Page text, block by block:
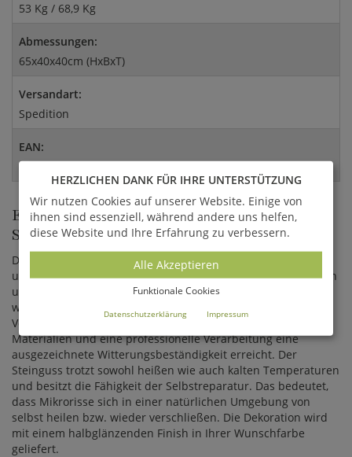
53 Kg / 68,9 Kg
Abmessungen:
65x40x40cm (HxBxT)
Versandart:
Spedition
EAN:
4056026405950
EINDRUCKSVOLLE VOGELBÄDER AUS
STEINGUSS
Das Vogelbad wird aus hochwertigem Kunststein angefertigt
und enthält unter anderem Bestandteile von Quarz, Kalkstein
und Feldspäten. Die Wasserschale wird von Hand bemalt,
wodurch einzigartige Farbverläufe entstehen. Jede
Vogeltränke ist ein Unikat, welche durch hochqualitative
Materialien und eine professionelle Verarbeitung eine
ausgezeichnete Witterungsbeständigkeit erreicht. Der
Steinguss trotzt sowohl heißen wie auch kalten Temperaturen
und besitzt die Fähigkeit der Selbstreparatur. Das bedeutet,
dass Mikrorisse sich in einer natürlichen Umgebung von
selbst heilen bzw. wieder verschließen. Die Dekoration wird
mit einem halbglänzenden Finish in Ihrer Wunschfarbe
geliefert.
HERZLICHEN DANK FÜR IHRE UNTERSTÜTZUNG
Wir nutzen Cookies auf unserer Website. Einige von
ihnen sind essenziell, während andere uns helfen,
diese Website und Ihre Erfahrung zu verbessern.
Alle Akzeptieren
Funktionale Cookies
Datenschutzerklärung Impressum